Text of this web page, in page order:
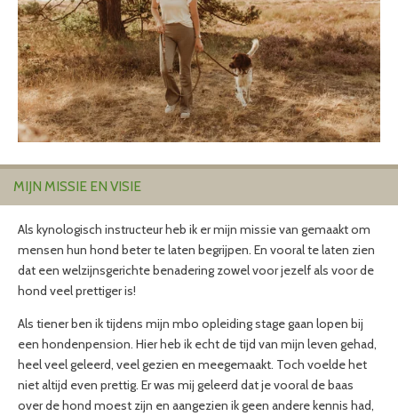
MIJN MISSIE EN VISIE
Als kynologisch instructeur heb ik er mijn missie van gemaakt om
mensen hun hond beter te laten begrijpen. En vooral te laten zien
dat een welzijnsgerichte benadering zowel voor jezelf als voor de
hond veel prettiger is!
Als tiener ben ik tijdens mijn mbo opleiding stage gaan lopen bij
een hondenpension. Hier heb ik echt de tijd van mijn leven gehad,
heel veel geleerd, veel gezien en meegemaakt. Toch voelde het
niet altijd even prettig. Er was mij geleerd dat je vooral de baas
over de hond moest zijn en aangezien ik geen andere kennis had,